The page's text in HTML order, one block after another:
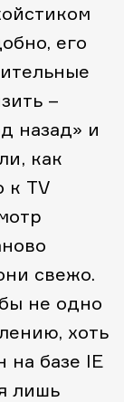
его
–
назад» и
как
к TV
свежо.
не одно
хоть
на базе IE
лишь